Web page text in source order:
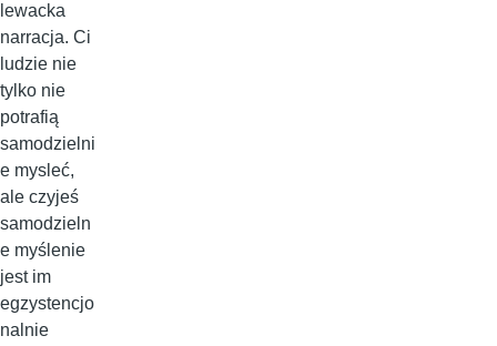
lewacka
narracja. Ci
ludzie nie
tylko nie
potrafią
samodzielni
e mysleć,
ale czyjeś
samodzieln
e myślenie
jest im
egzystencjo
nalnie